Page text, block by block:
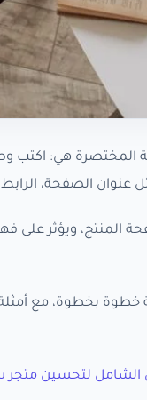
ويؤثر على فهم
بخطوة، مع
الشامل لتحسين